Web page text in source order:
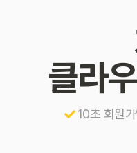
클라
10초 회원